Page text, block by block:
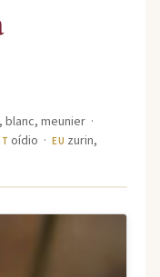
blanc, meunier ·
oídio ·EU zurin,